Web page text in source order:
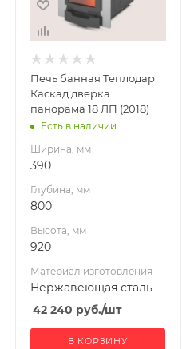
920
Материал
Нержавеющая
сталь
Вид топлива
Дрова
Диаметр дымохода,
мм
Длина дров, мм
Масса камней, кг
Гарантия, мес.
Печь банная Теплодар
Каскад дверка
панорама 18 ЛП (2018)
Есть в наличии
Ширина, мм
390
Глубина, мм
800
Высота, мм
920
Материал изготовления
Нержавеющая сталь
42 240 руб./шт
В КОРЗИНУ